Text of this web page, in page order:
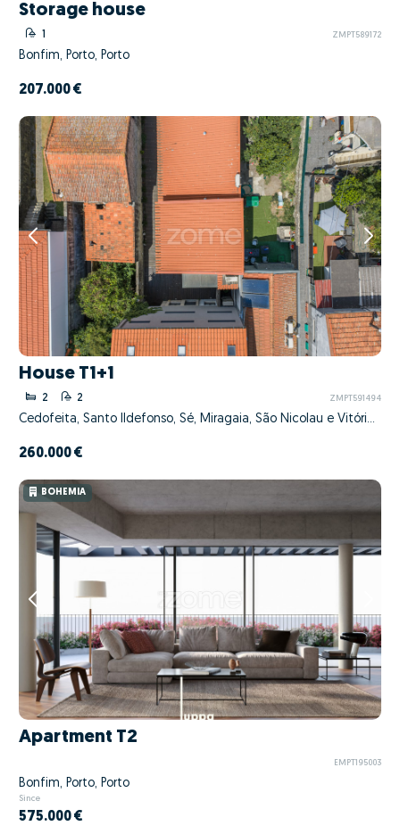
Storage house
1 ZMPT589172
Bonfim, Porto, Porto
207.000 €
House T1+1
2 2 ZMPT591494
Cedofeita, Santo Ildefonso, Sé, Miragaia, São Nicolau e Vitória, Porto, Porto
260.000 €
BOHEMIA
Apartment T2
EMPT195003
Bonfim, Porto, Porto
Since
575.000 €